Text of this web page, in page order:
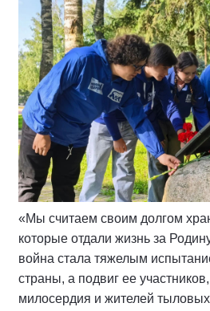
«Мы считаем своим долгом
которые отдали жизнь за
война стала тяжелым
страны, а подвиг ее
милосердия и жителей